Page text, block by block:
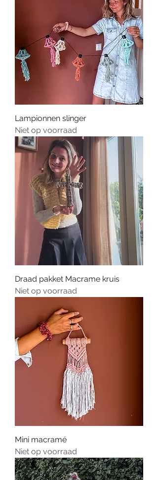
Lampionnen slinger
Niet op voorraad
Draad pakket Macrame kruis
Niet op voorraad
Mini macramé
Niet op voorraad